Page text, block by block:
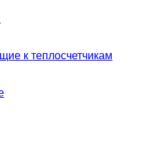
к теплосчетчикам